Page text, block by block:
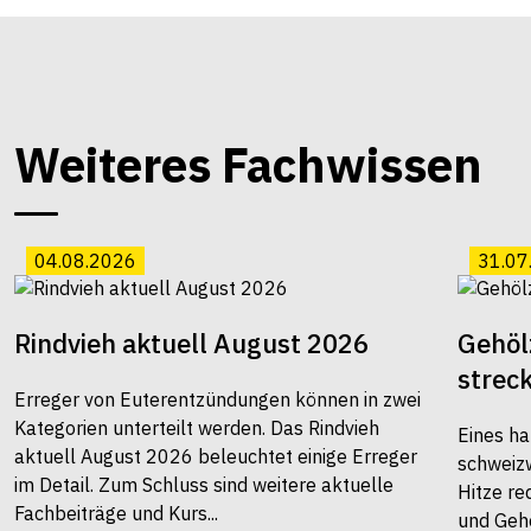
Weiteres Fachwissen
04.08.2026
Rindvieh aktuell August 2026
Erreger von Euterentzündungen können in zwei
Kategorien unterteilt werden. Das Rindvieh
aktuell August 2026 beleuchtet einige Erreger
im Detail. Zum Schluss sind weitere aktuelle
Fachbeiträge und Kurs...
Eines
Hitze
und